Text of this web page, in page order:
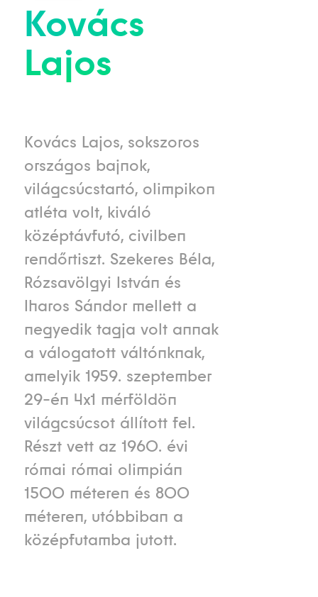
Kovács
Lajos
Kovács Lajos, sokszoros
országos bajnok,
világcsúcstartó, olimpikon
atléta volt, kiváló
középtávfutó, civilben
rendőrtiszt. Szekeres Béla,
Rózsavölgyi István és
Iharos Sándor mellett a
negyedik tagja volt annak
a válogatott váltónknak,
amelyik 1959. szeptember
29-én 4x1 mérföldön
világcsúcsot állított fel.
Részt vett az 1960. évi
római római olimpián
1500 méteren és 800
méteren, utóbbiban a
középfutamba jutott.